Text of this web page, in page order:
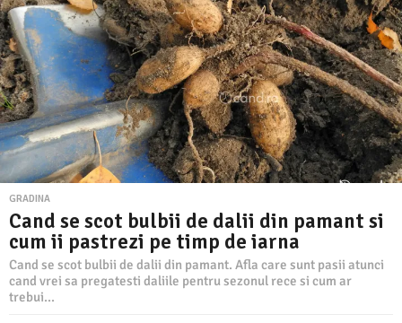
1
.
2
0
2
1
GRADINA
Cand se scot bulbii de dalii din pamant si
cum ii pastrezi pe timp de iarna
Cand se scot bulbii de dalii din pamant. Afla care sunt pasii atunci
cand vrei sa pregatesti daliile pentru sezonul rece si cum ar
trebui...